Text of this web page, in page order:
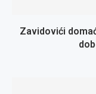
Zavidovići